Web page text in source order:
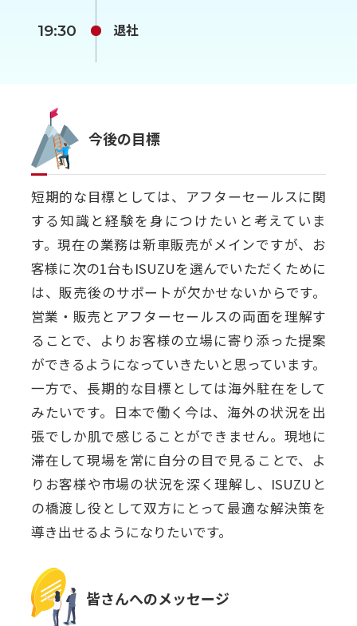
19:30 退社
今後の目標
短期的な目標としては、アフターセールスに関
する知識と経験を身につけたいと考えていま
す。現在の業務は新車販売がメインですが、お
客様に次の1台もISUZUを選んでいただくために
は、販売後のサポートが欠かせないからです。
営業・販売とアフターセールスの両面を理解す
ることで、よりお客様の立場に寄り添った提案
ができるようになっていきたいと思っています。
一方で、長期的な目標としては海外駐在をして
みたいです。日本で働く今は、海外の状況を出
張でしか肌で感じることができません。現地に
滞在して現場を常に自分の目で見ることで、よ
りお客様や市場の状況を深く理解し、ISUZUと
の橋渡し役として双方にとって最適な解決策を
導き出せるようになりたいです。
皆さんへのメッセージ